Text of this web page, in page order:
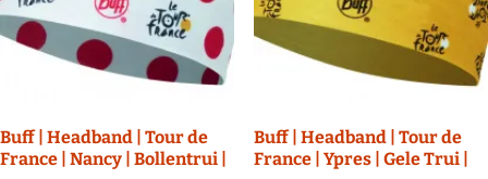
Buff | Headband | Tour de
France | Nancy | Bollentrui |
Buff | Headband | Tour de
France | Ypres | Gele Trui |